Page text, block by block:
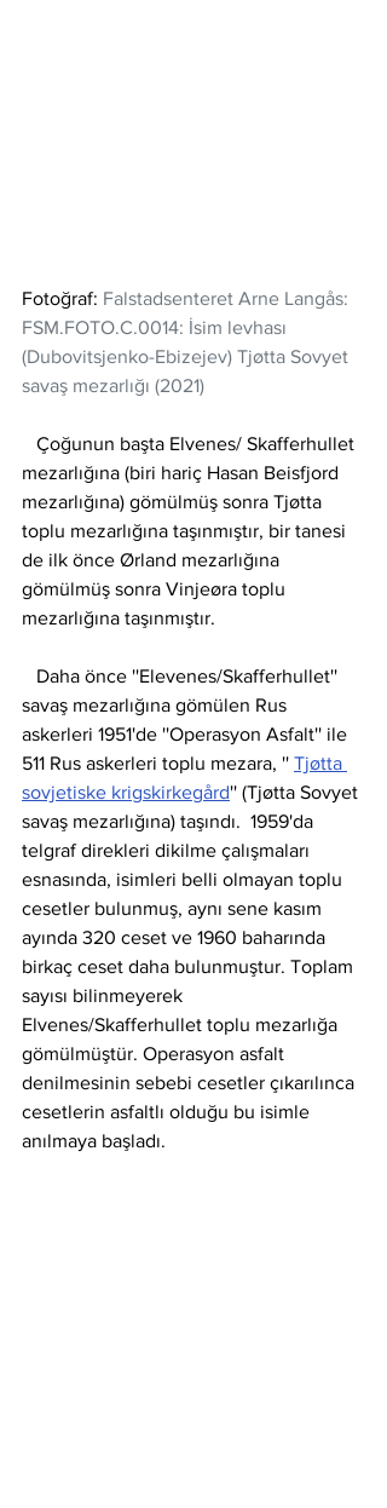
Fotoğraf: Falstadsenteret Arne Langås:
FSM.FOTO.C.0014: İsim levhası
(Dubovitsjenko-Ebizejev) Tjøtta Sovyet
savaş mezarlığı (2021)
mezarlığına (biri hariç Hasan Beisfjord
mezarlığına) gömülmüş sonra Tjøtta
toplu mezarlığına taşınmıştır, bir tanesi
de ilk önce Ørland mezarlığına
gömülmüş sonra Vinjeøra toplu
mezarlığına taşınmıştır.
savaş mezarlığına gömülen Rus
askerleri 1951'de ''Operasyon Asfalt'' ile
511 Rus askerleri toplu mezara, '' Tjøtta
sovjetiske krigskirkegård'' (Tjøtta Sovyet
savaş mezarlığına) taşındı.  1959'da
telgraf direkleri dikilme çalışmaları
esnasında, isimleri belli olmayan toplu
cesetler bulunmuş, aynı sene kasım
ayında 320 ceset ve 1960 baharında
birkaç ceset daha bulunmuştur. Toplam
sayısı bilinmeyerek
Elvenes/Skafferhullet toplu mezarlığa
gömülmüştür. Operasyon asfalt
denilmesinin sebebi cesetler çıkarılınca
cesetlerin asfaltlı olduğu bu isimle
anılmaya başladı.